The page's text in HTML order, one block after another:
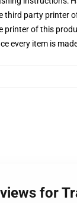
third party printer
printer of this
every item is
for